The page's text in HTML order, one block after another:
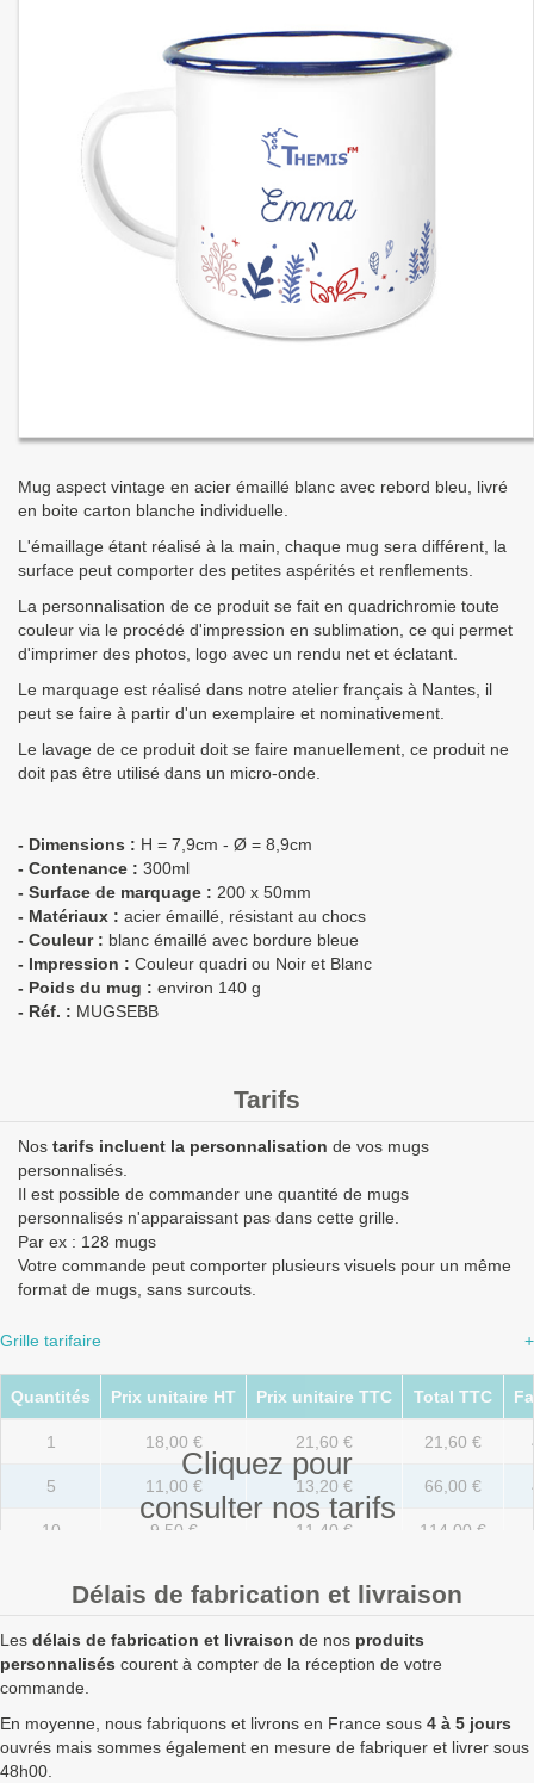
Mug aspect vintage en acier émaillé blanc avec rebord bleu, livré
en boite carton blanche individuelle.
L'émaillage étant réalisé à la main, chaque mug sera différent, la
surface peut comporter des petites aspérités et renflements.
La personnalisation de ce produit se fait en quadrichromie toute
couleur via le procédé d'impression en sublimation, ce qui permet
d'imprimer des photos, logo avec un rendu net et éclatant.
Le marquage est réalisé dans notre atelier français à Nantes, il
peut se faire à partir d'un exemplaire et nominativement.
Le lavage de ce produit doit se faire manuellement, ce produit ne
doit pas être utilisé dans un micro-onde.
- Dimensions : H = 7,9cm - Ø = 8,9cm
- Contenance : 300ml
- Surface de marquage : 200 x 50mm
- Matériaux : acier émaillé, résistant au chocs
- Couleur : blanc émaillé avec bordure bleue
- Impression : Couleur quadri ou Noir et Blanc
- Poids du mug : environ 140 g
- Réf. : MUGSEBB
Tarifs
Nos tarifs incluent la personnalisation de vos mugs
personnalisés.
Il est possible de commander une quantité de mugs
personnalisés n'apparaissant pas dans cette grille.
Par ex : 128 mugs
Votre commande peut comporter plusieurs visuels pour un même
format de mugs, sans surcouts.
Grille tarifaire +
Cliquez pour
consulter nos tarifs
Quantités Prix unitaire HT Prix unitaire TTC Total TTC
1 18,00 € 21,60 € 21,60 €
5 11,00 € 13,20 € 66,00 €
10 9,50 € 11,40 € 114,00 €
100 6,80 € 8,16 € 816,00 €
500 6,20 € 7,44 € 3 720,00 €
Délais de fabrication et livraison
Les délais de fabrication et livraison de nos produits
personnalisés courent à compter de la réception de votre
commande.
En moyenne, nous fabriquons et livrons en France sous 4 à 5 jours
ouvrés mais sommes également en mesure de fabriquer et livrer sous
48h00.